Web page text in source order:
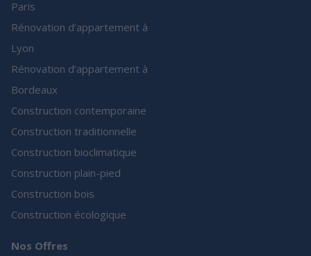
Paris
Rénovation d’appartement à
Lyon
Rénovation d’appartement à
Bordeaux
Construction contemporaine
Construction traditionnelle
Construction bioclimatique
Construction plain-pied
Construction bois
Construction écologique
Nos Offres